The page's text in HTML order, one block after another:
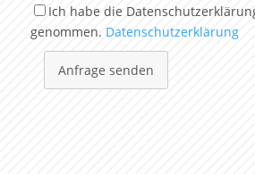
Ich habe die
genommen. Datenschutzerklärung
Anfrage senden